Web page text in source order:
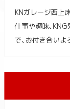
KNガレージ西上
仕事や趣味、
で、お付き合いよ